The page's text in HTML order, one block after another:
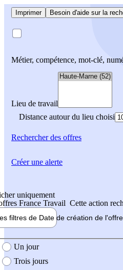
Imprimer Besoin d'aide sur la
Métier, compétence, mot-clé,
Lieu de travail
Distance autour du lieu choisi
Rechercherdes offres
uniquement
France Travail Cette action
filtres de Date de création de l'offre
création de l'offre
Un jour
Trois jours
Créer une alerte